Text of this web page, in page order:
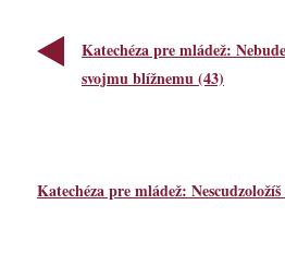
Katechéza pre mládež:
svojmu blížnemu (43)
Katechéza pre mládež: Nescudzoložíš